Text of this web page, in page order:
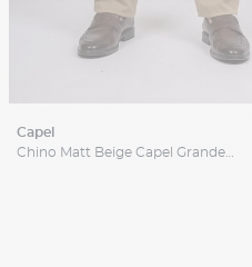
capel
Chino Matt Beige Capel Grande Taille